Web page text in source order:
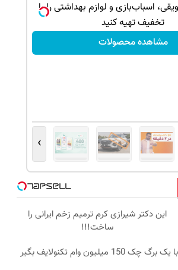
اسباب‌بازی و لوازم بهداشتی را با
تخفیف تهیه کنید
مشاهده محصولات
›
این دکتر شیرازی کرم ترمیم زخم ایرانی را
ساخت!!!
با یک برگ چک 150 میلیون وام تکنولایف بگیر